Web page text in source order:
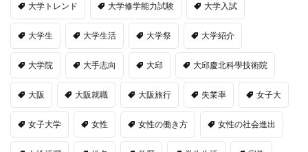
大学トレンド 大学修学能力試験 大学入試
大学生 大学生活 大学祭 大学紹介
大学院 大手志向 大邱 大邱慶北科學技術院
大阪 大阪就職 大阪旅行 失業率 女子大
女子大学 女性 女性の働き方 女性の社会進出